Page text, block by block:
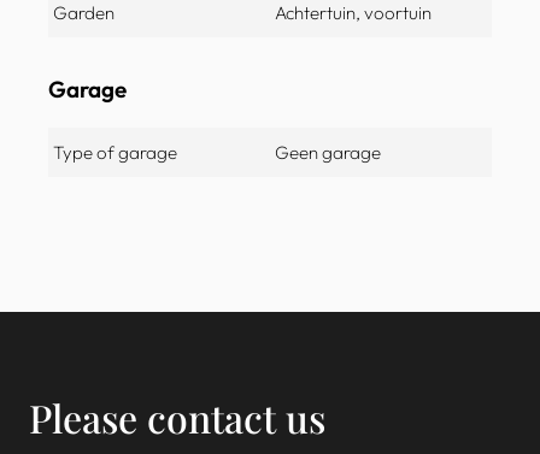
Garden Achtertuin, voortuin
Garage
Type of garage Geen garage
Please contact us